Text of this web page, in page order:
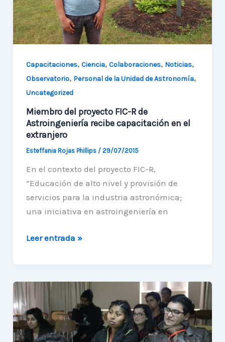
Nodo
Andino
Capacitaciones, Ciencia, Colaboraciones, Noticias,
Observatorio, Personal de la Unidad de Astronomía,
Uncategorized
Miembro del proyecto FIC-R de
Astroingeniería recibe capacitación en el
extranjero
Esteffania Rojas Phillips / 29/07/2015
En el contexto del proyecto FIC-R,
“Educación de alto nivel y provisión de
servicios para la industria astronómica;
una iniciativa en astroingeniería en
Miembro
FIC-
R
de
Astroingeniería
recibe
Leer entrada »